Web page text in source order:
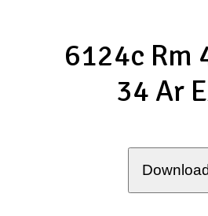
6124c Rm
34 Ar
Download